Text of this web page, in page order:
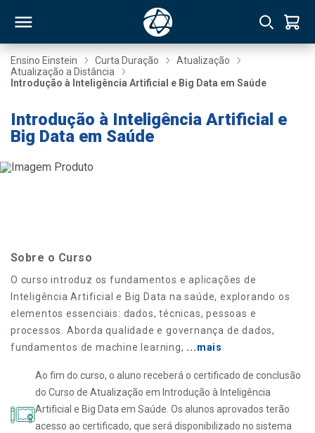
Ensino Einstein Curta Duração
Atualização
Atualização a Distância
Introdução à Inteligência Artificial e Big Data em Saúde
Introdução à Inteligência Artificial e
Big Data em Saúde
Sobre o Curso
O curso introduz os fundamentos e aplicações de
Inteligência Artificial e Big Data na saúde, explorando os
elementos essenciais: dados, técnicas, pessoas e
processos. Aborda qualidade e governança de dados,
fundamentos de machine learning, ...mais
Ao fim do curso, o aluno receberá o certificado de conclusão
do Curso de Atualização em Introdução à Inteligência
Artificial e Big Data em Saúde. Os alunos aprovados terão
acesso ao certificado, que será disponibilizado no sistema